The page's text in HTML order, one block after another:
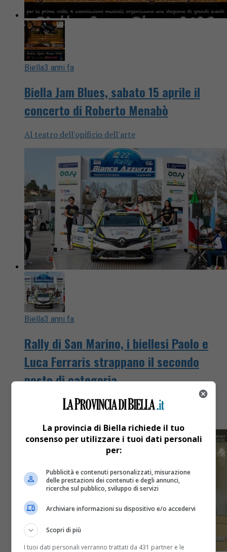
Biella3 anni fa
Biella Jam Blues, sabato 15 aprile il
concerto di Roberto Menabò
Al teatro dell'opificio dell'arte
Biella3 anni fa
Rally di San Marino, i biellesi Paolo e
Luca Ferraris strappano il secondo
posto di categoria
Padre e figlio si sono fatti valere al rally Bianco
La provincia di Biella richiede il tuo
consenso per utilizzare i tuoi dati personali
per:
Pubblicità e contenuti personalizzati, misurazione
delle prestazioni dei contenuti e degli annunci,
ricerche sul pubblico, sviluppo di servizi
Archiviare informazioni su dispositivo e/o accedervi
Scopri di più
I tuoi dati personali verranno trattati da 431 partner e le